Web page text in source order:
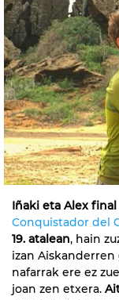
Iñaki eta Alex
Conquistador del
19. atalean, hain
izan
nafarrak ere ez
joan zen etxera.